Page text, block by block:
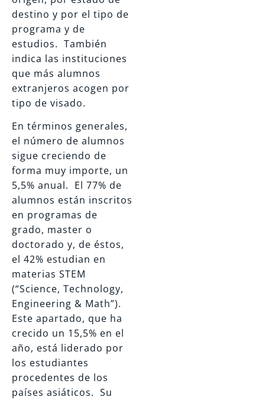
destino y por el tipo de
programa y de
estudios. También
indica las instituciones
que más alumnos
extranjeros acogen por
tipo de visado.
En términos generales,
el número de alumnos
sigue creciendo de
forma muy importe, un
5,5% anual. El 77% de
alumnos están inscritos
en programas de
grado, master o
doctorado y, de éstos,
el 42% estudian en
materias STEM
(“Science, Technology,
Engineering & Math”).
Este apartado, que ha
crecido un 15,5% en el
año, está liderado por
los estudiantes
procedentes de los
países asiáticos. Su